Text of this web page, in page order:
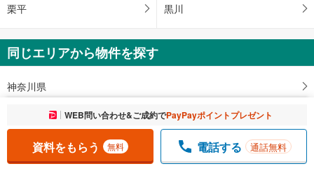
栗平 黒川
同じエリアから物件を探す
神奈川県
川崎市
川崎市麻生区
お気に入りに追加しました。 一覧を開く
WEB問い合わせ&ご成約でPayPayポイントプレゼント
資料をもらう 無料 電話する 通話無料